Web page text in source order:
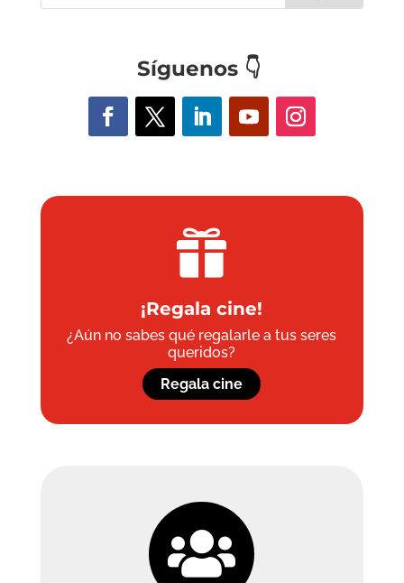
Síguenos 👇

¡Regala cine!
¿Aún no sabes qué regalarle a tus seres
queridos?
Regala cine
